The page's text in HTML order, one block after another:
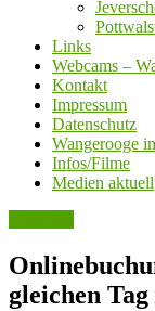
Links
Webcams –
Kontakt
Impressum
Datenschutz
Wangerooge
Infos/Filme
Medien aktuell
gleichen